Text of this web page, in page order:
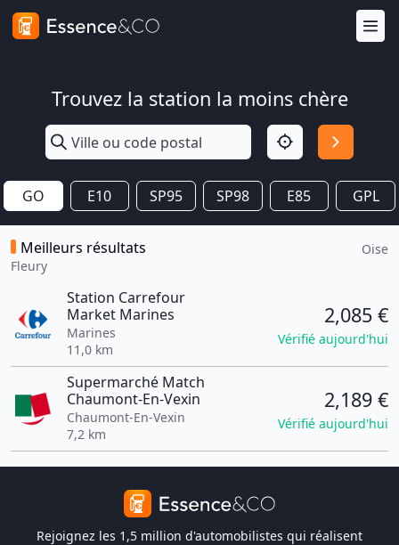
Trouvez la station la moins chère
GO E10 SP95 SP98 E85 GPL
Meilleurs résultats
Fleury
Oise
Station Carrefour
Market Marines
Marines
11,0 km
2,085 €
Vérifié aujourd'hui
Supermarché Match
Chaumont-En-Vexin
Chaumont-En-Vexin
7,2 km
2,189 €
Vérifié aujourd'hui
Rejoignez les 1,5 million d'automobilistes qui réalisent